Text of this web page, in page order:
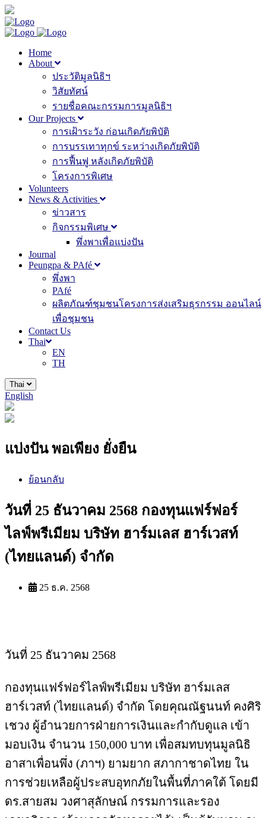
Home
About
ประวัติมูลนิธิฯ
วิสัยทัศน์
รายชื่อคณะกรรมการมูลนิธิฯ
Our Projects
การเฝ้าระวัง ก่อนเกิดภัยพิบัติ
การบรรเทาทุกข์ ระหว่างเกิดภัยพิบัติ
การฟื้นฟู หลังเกิดภัยพิบัติ
โครงการพิเศษ
Volunteers
News & Activities
ข่าวสาร
กิจกรรมพิเศษ
พึ่งพาเพื่อแบ่งปัน
Journal
Peungpa & PAfé
พึ่งพา
PAfé
ผลิตภัณฑ์ชุมชนโครงการส่งเสริมธุรกรรม ออนไลน์
เพื่อชุมชน
Contact Us
Thai
EN
TH
Thai
English
แบ่งปัน พอเพียง ยั่งยืน
ย้อนกลับ
วันที่ 25 ธันวาคม 2568 กองทุนแฟร์ฟอร์
ไลฟ์พรีเมียม บริษัท ฮาร์มเลส ฮาร์เวสท์
(ไทยแลนด์) จำกัด
25 ธ.ค. 2568
วันที่ 25 ธันวาคม 2568
กองทุนแฟร์ฟอร์ไลฟ์พรีเมียม บริษัท ฮาร์มเลส
ฮาร์เวสท์ (ไทยแลนด์) จำกัด โดยคุณณัฐนนท์ คงศิริ
เชวง ผู้อำนวยการฝ่ายการเงินและกำกับดูแล เข้า
มอบเงิน จำนวน 150,000 บาท​ เพื่อสมทบทุนมูลนิธิ
อาสาเพื่อนพึ่ง (ภาฯ) ยามยาก สภากาชาดไทย ใน
การช่วยเหลือผู้ประสบอุทกภัยในพื้นที่ภาคใต้​ โดยมี
ดร.สายสม วงศาสุลักษณ์ กรรมการและรอง